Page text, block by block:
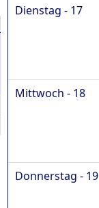
Dienstag - 17
Mittwoch - 18
Donnerstag - 19